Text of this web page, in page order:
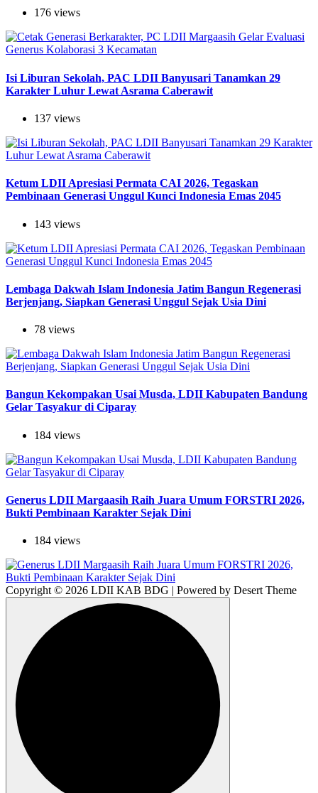
176 views
Isi Liburan Sekolah, PAC LDII Banyusari Tanamkan 29
Karakter Luhur Lewat Asrama Caberawit
137 views
Ketum LDII Apresiasi Permata CAI 2026, Tegaskan
Pembinaan Generasi Unggul Kunci Indonesia Emas 2045
143 views
Lembaga Dakwah Islam Indonesia Jatim Bangun Regenerasi
Berjenjang, Siapkan Generasi Unggul Sejak Usia Dini
78 views
Bangun Kekompakan Usai Musda, LDII Kabupaten Bandung
Gelar Tasyakur di Ciparay
184 views
Generus LDII Margaasih Raih Juara Umum FORSTRI 2026,
Bukti Pembinaan Karakter Sejak Dini
184 views
Copyright © 2026 LDII KAB BDG | Powered by Desert Theme